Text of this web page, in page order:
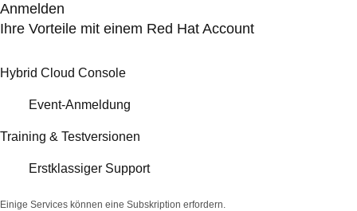
Anmelden
Ihre Vorteile mit einem Red Hat Account
Hybrid Cloud Console
Event-Anmeldung
Training & Testversionen
Erstklassiger Support
Einige Services können eine Subskription erfordern.